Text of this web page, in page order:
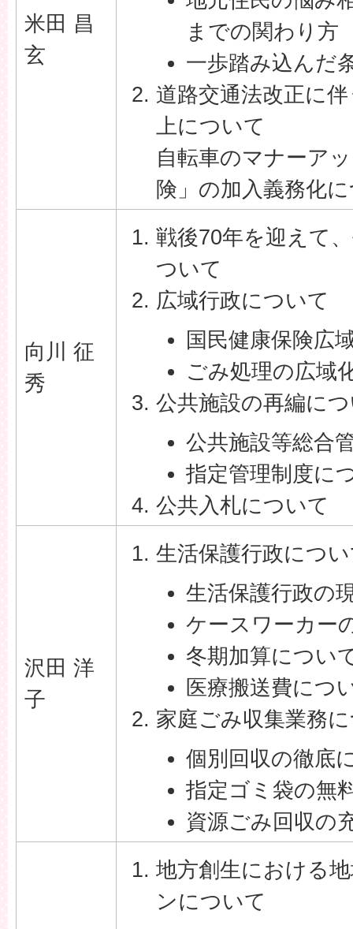
米田 昌
玄
までの関わり方
一歩踏み込んだ
道路交通法改正に
上について
自転車のマナーア
険」の加入義務化
向川 征
秀
戦後70年を迎えて
ついて
広域行政について
国民健康保険広
ごみ処理の広域
公共施設の再編に
公共施設等総合
指定管理制度に
公共入札について
沢田 洋
子
生活保護行政につ
生活保護行政の
ケースワーカー
冬期加算につい
医療搬送費につ
家庭ごみ収集業務
個別回収の徹底
指定ゴミ袋の無
資源ごみ回収の
地方創生における
ンについて